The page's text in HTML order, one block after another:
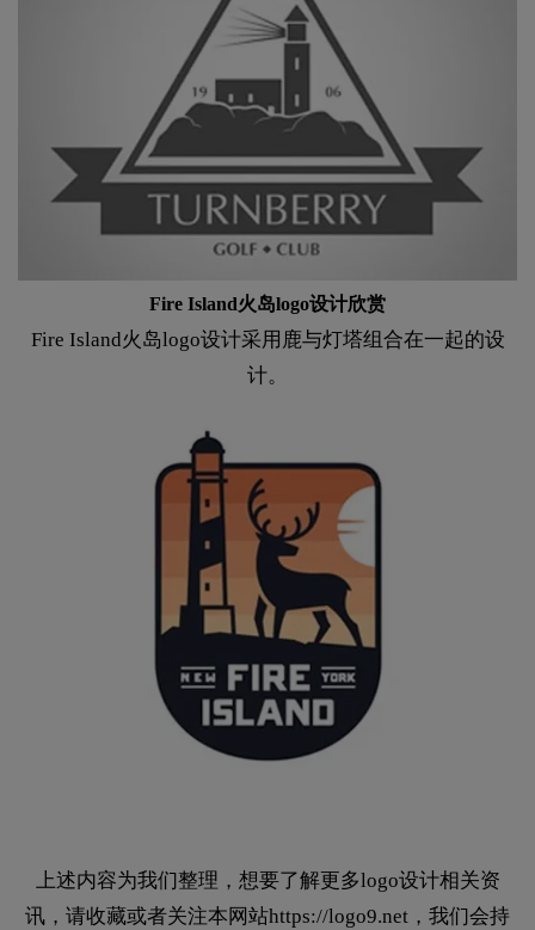
Fire Island火岛logo设计欣赏
Fire Island火岛logo设计采用鹿与灯塔组合在一起的设
计。
上述内容为我们整理，想要了解更多logo设计相关资
讯，请收藏或者关注本网站https://logo9.net ，我们会持